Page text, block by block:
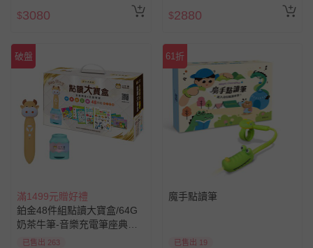
$3080 $2880
破盤
滿1499元贈好禮
鉑金48件組點讀大寶盒/64G
奶茶牛筆-音樂充電筆座典藏
版已售出 263
61折
魔手點讀筆
已售出 19